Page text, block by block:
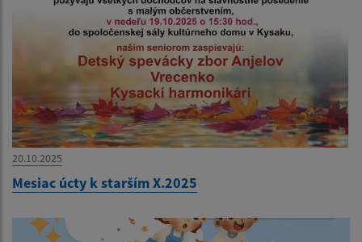
20.10.2025
Mesiac úcty k starším X.2025